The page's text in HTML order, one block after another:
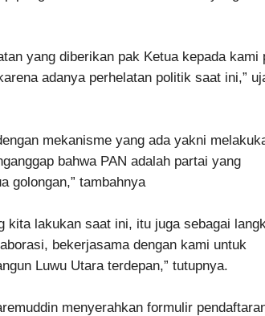
yang diberikan pak Ketua kepada kami
adanya perhelatan politik saat ini,”
mekanisme yang ada yakni
bahwa PAN adalah partai yang
golongan,” tambahnya
kita lakukan saat ini, itu juga sebagai
bekerjasama dengan kami untuk
Luwu Utara terdepan,” tutupnya.
menyerahkan formulir